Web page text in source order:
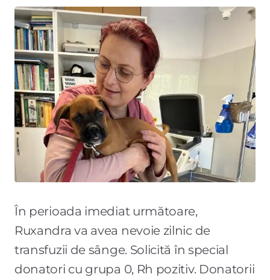
În perioada imediat următoare,
Ruxandra va avea nevoie zilnic de
transfuzii de sânge. Solicită în special
donatori cu grupa 0, Rh pozitiv. Donatorii